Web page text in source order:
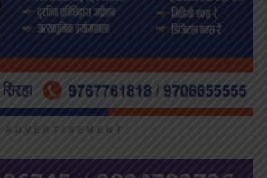
ADVERTISEMENT